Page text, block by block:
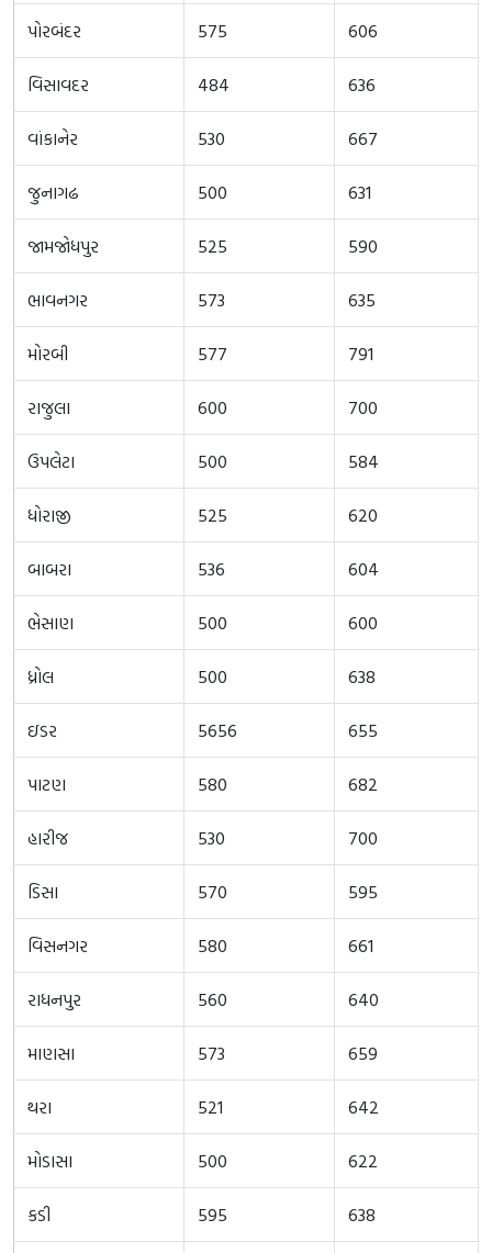
પોરબંદર 575 606
વિસાવદર 484 636
વાંકાનેર 530 667
જુનાગઢ 500 631
જામજોધપુર 525 590
ભાવનગર 573 635
મોરબી 577 791
રાજુલા 600 700
ઉપલેટા 500 584
ધોરાજી 525 620
બાબરા 536 604
ભેસાણ 500 600
ધ્રોલ 500 638
ઇડર 5656 655
પાટણ 580 682
હારીજ 530 700
ડિસા 570 595
વિસનગર 580 661
રાધનપુર 560 640
માણસા 573 659
થરા 521 642
મોડાસા 500 622
કડી 595 638